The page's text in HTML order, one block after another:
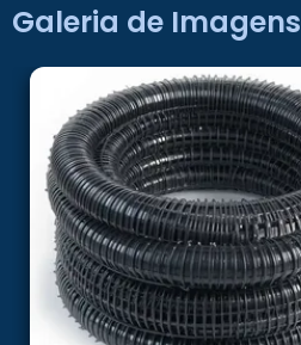
Galeria de Imagens